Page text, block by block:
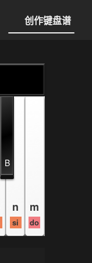
创作键盘谱
n
si
m
do
B